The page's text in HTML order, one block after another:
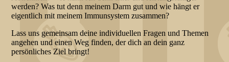
werden? Was tut denn meinem Darm gut und wie hängt er
eigentlich mit meinem Immunsystem zusammen?
Lass uns gemeinsam deine individuellen Fragen und Themen
angehen und einen Weg finden, der dich an dein ganz
persönliches Ziel bringt!